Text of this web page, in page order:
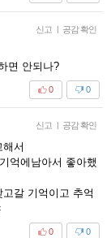
신고 | 공감 확인
면 안되나?
0
0
신고 | 공감 확인
서
억에남아서 좋아했
갈 기억이고 추억
0
0